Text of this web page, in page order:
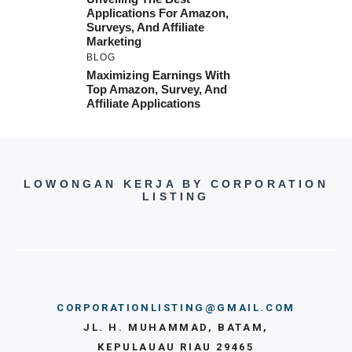
Applications For Amazon,
Surveys, And Affiliate
Marketing
BLOG
Maximizing Earnings With
Top Amazon, Survey, And
Affiliate Applications
LOWONGAN KERJA BY CORPORATION
LISTING
CORPORATIONLISTING@GMAIL.COM
JL. H. MUHAMMAD, BATAM,
KEPULAUAU RIAU 29465